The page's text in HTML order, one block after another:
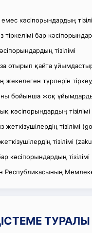
кәсіпорындардың
бар
тізілімі
отырып қайта
жекелеген түрлерін
бойынша жоқ ұйымдардың
кәсіпорындардың тізілімі
тізілімі
тізілімі
кәсіпорындардың тізілімі
Республикасының
ТУРАЛЫ